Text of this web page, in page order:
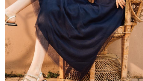
２．關於個人資料處理事宜，請瀏覽以下網址：
https://aftee.tw/terms/#terms3
３．未成年的使用者請事先徵得法定代理人或監護
「AFTEE先享後付」，若未經同意申辦者引起之
４．使用「AFTEE先享後付」時，將依據個別帳
時審查核予不同之上限額度；若仍有額度不足之情
請求用戶進行身份認證。
５．嚴禁一人註冊多個帳號或使用他人資訊註冊。
宅配
每筆NT$120，滿NT$2,500(含以上)免運費
宅配離島
每筆NT$120，滿NT$2,500(含以上)免運費
付款後門市自取